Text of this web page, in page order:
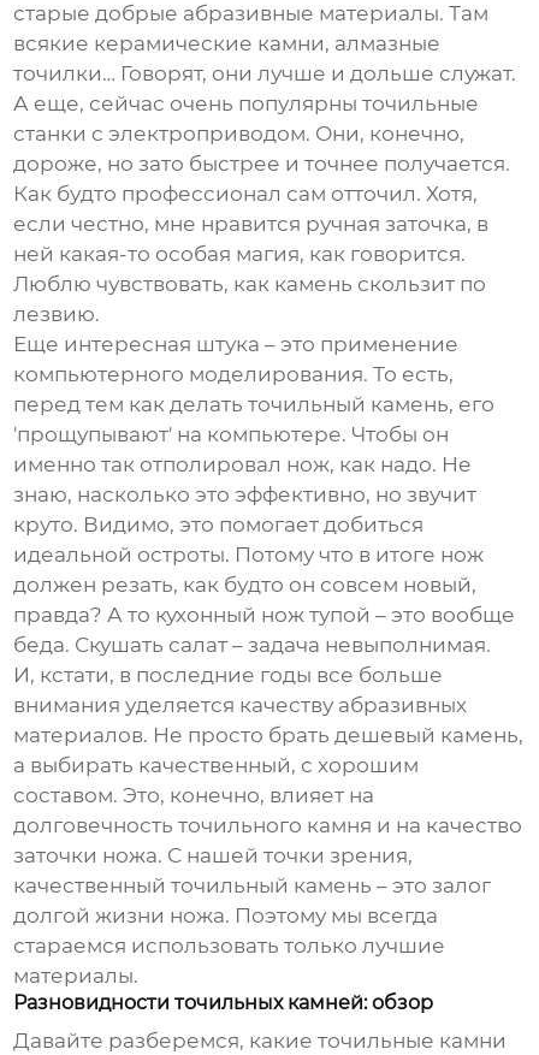
старые добрые абразивные материалы. Там
всякие керамические камни, алмазные
точилки… Говорят, они лучше и дольше служат.
А еще, сейчас очень популярны точильные
станки с электроприводом. Они, конечно,
дороже, но зато быстрее и точнее получается.
Как будто профессионал сам отточил. Хотя,
если честно, мне нравится ручная заточка, в
ней какая-то особая магия, как говорится.
Люблю чувствовать, как камень скользит по
лезвию.
Еще интересная штука – это применение
компьютерного моделирования. То есть,
перед тем как делать точильный камень, его
'прощупывают' на компьютере. Чтобы он
именно так отполировал нож, как надо. Не
знаю, насколько это эффективно, но звучит
круто. Видимо, это помогает добиться
идеальной остроты. Потому что в итоге нож
должен резать, как будто он совсем новый,
правда? А то кухонный нож тупой – это вообще
беда. Скушать салат – задача невыполнимая.
И, кстати, в последние годы все больше
внимания уделяется качеству абразивных
материалов. Не просто брать дешевый камень,
а выбирать качественный, с хорошим
составом. Это, конечно, влияет на
долговечность точильного камня и на качество
заточки ножа. С нашей точки зрения,
качественный точильный камень – это залог
долгой жизни ножа. Поэтому мы всегда
стараемся использовать только лучшие
материалы.
Разновидности точильных камней: обзор
Давайте разберемся, какие точильные камни